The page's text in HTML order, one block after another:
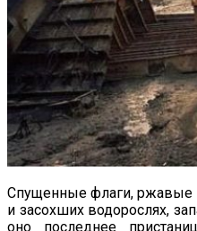
Спущенные флаги, ржавые
и засохших водорослях,
оно последнее